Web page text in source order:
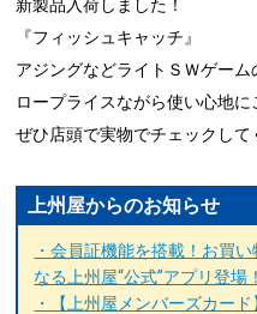
『フィッシュキャッチ』
アジングなどライトＳＷゲーム
ロープライスながら使い心地に
ぜひ店頭で実物でチェックして
上州屋からのお知らせ
・会員証機能を搭載！お買
なる上州屋“公式”アプリ登場！
・【上州屋メンバーズカー